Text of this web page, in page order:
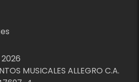
MUSICALES ALLEGRO C.A.